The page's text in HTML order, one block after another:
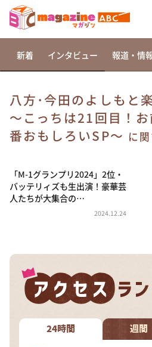
なるみ・岡村の過ぎるTV
相席食堂
～人生密着トークバラエティ
て真剣です
探偵！ナイトスクープ
DAIGOも台所 ～きょうの献立
本日はダイアンなり！シーズ
教えて！ニュースライブ 正義
新着 インタビュー 報道・情
八方･今田のよしもと
～こっちは21回目！
番おもしろいSP～ に
「M-1グランプリ2024」2位・
バッテリィズも生出演！豪華芸
人たちが大集合の…
2024.12.24
24時間 週間